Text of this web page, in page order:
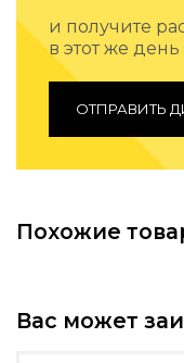
и получите
в этот же день
ОТПРАВИТЬ
Похожие
Вас может